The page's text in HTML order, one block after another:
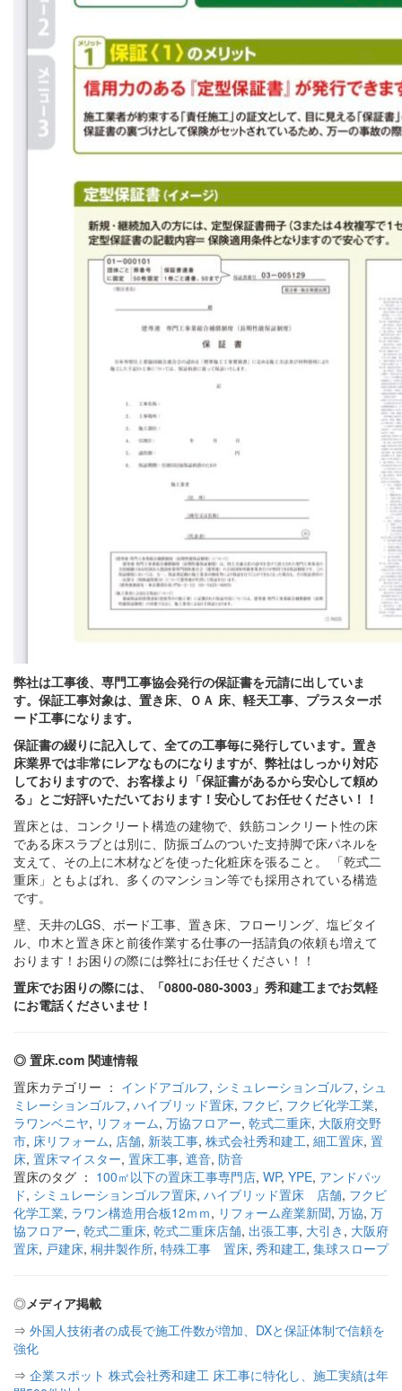
弊社は工事後、専門工事協会発行の保証書を元請に出していま
す。保証工事対象は、置き床、ＯＡ 床、軽天工事、プラスターボ
ード工事になります。
保証書の綴りに記入して、全ての工事毎に発行しています。置き
床業界では非常にレアなものになりますが、弊社はしっかり対応
しておりますので、お客様より「保証書があるから安心して頼め
る」とご好評いただいております！安心してお任せください！！
置床とは、コンクリート構造の建物で、鉄筋コンクリート性の床
である床スラブとは別に、防振ゴムのついた支持脚で床パネルを
支えて、その上に木材などを使った化粧床を張ること。 「乾式二
重床」ともよばれ、多くのマンション等でも採用されている構造
です。
壁、天井のLGS、ボード工事、置き床、フローリング、塩ビタイ
ル、巾木と置き床と前後作業する仕事の一括請負の依頼も増えて
おります！お困りの際には弊社にお任せください！！
置床でお困りの際には、「0800-080-3003」秀和建工までお気軽
にお電話くださいませ！
◎ 置床.com 関連情報
置床カテゴリー ： インドアゴルフ, シミュレーションゴルフ, シュ
ミレーションゴルフ, ハイブリッド置床, フクビ, フクビ化学工業,
ラワンベニヤ, リフォーム, 万協フロアー, 乾式二重床, 大阪府交野
市, 床リフォーム, 店舗, 新装工事, 株式会社秀和建工, 細工置床, 置
床, 置床マイスター, 置床工事, 遮音, 防音
置床のタグ ： 100㎡以下の置床工事専門店, WP, YPE, アンドパッ
ド, シミュレーションゴルフ置床, ハイブリッド置床 店舗, フクビ
化学工業, ラワン構造用合板12ｍｍ, リフォーム産業新聞, 万協, 万
協フロアー, 乾式二重床, 乾式二重床店舗, 出張工事, 大引き , 大阪府
置床, 戸建床, 桐井製作所, 特殊工事 置床, 秀和建工, 集球スロープ
◎メディア掲載
⇒ 外国人技術者の成長で施工件数が増加、DXと保証体制で信頼を
強化
⇒ 企業スポット 株式会社秀和建工 床工事に特化し、施工実績は年